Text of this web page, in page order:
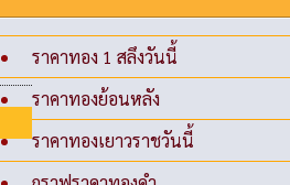
ราคาทอง 1 สลึงวันนี้
ราคาทองย้อนหลัง
ราคาทองเยาวราชวันนี้